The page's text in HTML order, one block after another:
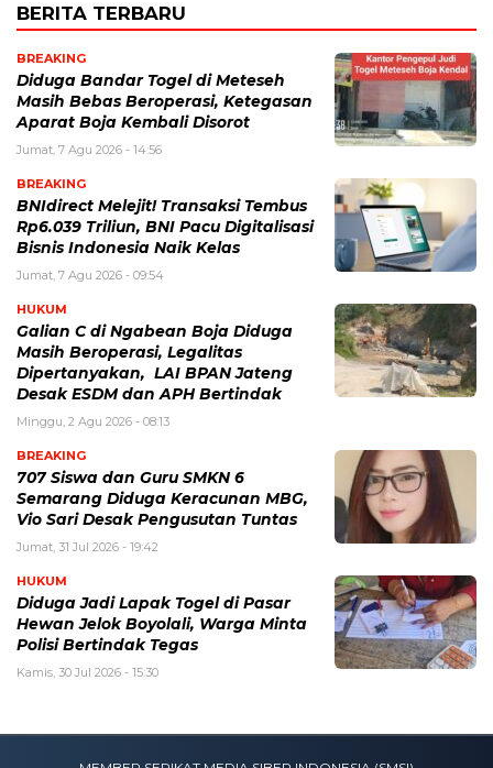
BERITA TERBARU
BREAKING
Diduga Bandar Togel di Meteseh
Masih Bebas Beroperasi, Ketegasan
Aparat Boja Kembali Disorot
Jumat, 7 Agu 2026 - 14:56
BREAKING
BNIdirect Melejit! Transaksi Tembus
Rp6.039 Triliun, BNI Pacu Digitalisasi
Bisnis Indonesia Naik Kelas
Jumat, 7 Agu 2026 - 09:54
HUKUM
Galian C di Ngabean Boja Diduga
Masih Beroperasi, Legalitas
Dipertanyakan, LAI BPAN Jateng
Desak ESDM dan APH Bertindak
Minggu, 2 Agu 2026 - 08:13
BREAKING
707 Siswa dan Guru SMKN 6
Semarang Diduga Keracunan MBG,
Vio Sari Desak Pengusutan Tuntas
Jumat, 31 Jul 2026 - 19:42
HUKUM
Diduga Jadi Lapak Togel di Pasar
Hewan Jelok Boyolali, Warga Minta
Polisi Bertindak Tegas
Kamis, 30 Jul 2026 - 15:30